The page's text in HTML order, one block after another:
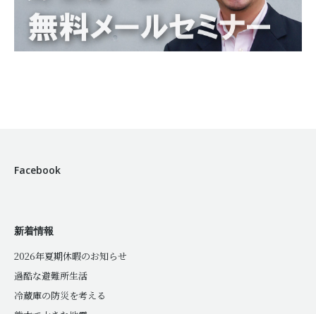
Facebook
新着情報
2026年夏期休暇のお知らせ
過酷な避難所生活
冷蔵庫の防災を考える